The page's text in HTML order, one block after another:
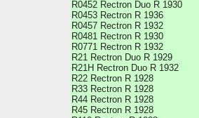
R0452 Rectron Duo R 1930
R0453 Rectron R 1936
R0457 Rectron R 1932
R0481 Rectron R 1930
R0771 Rectron R 1932
R21 Rectron Duo R 1929
R21H Rectron Duo R 1932
R22 Rectron R 1928
R33 Rectron R 1928
R44 Rectron R 1928
R45 Rectron R 1928